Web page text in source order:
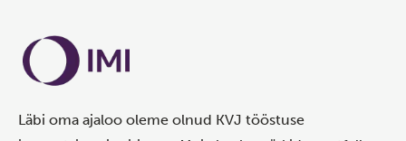
Läbi oma ajaloo oleme olnud KVJ tööstuse